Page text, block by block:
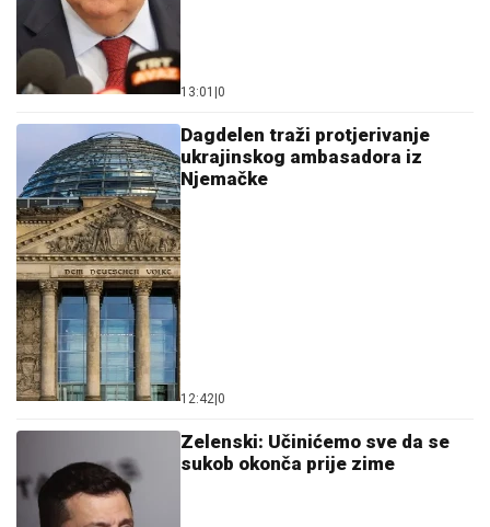
13:01 0
Dagdelen traži protjerivanje
ukrajinskog ambasadora iz
Njemačke
12:42 0
Zelenski: Učinićemo sve da se
sukob okonča prije zime